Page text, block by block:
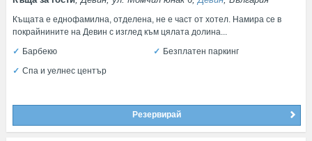
Къщата е еднофамилна, отделена, не е част от хотел. Намира се в
покрайнините на Девин с изглед към цялата долина...
Барбекю
Безплатен паркинг
Спа и уелнес център
Резервирай